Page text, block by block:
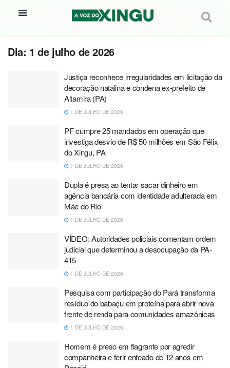
Dia: 1 de julho de 2026
Justiça reconhece irregularidades em licitação da
decoração natalina e condena ex-prefeito de
Altamira (PA)
1 DE JULHO DE 2026
PF cumpre 25 mandados em operação que
investiga desvio de R$ 50 milhões em São Félix
do Xingu, PA
1 DE JULHO DE 2026
Dupla é presa ao tentar sacar dinheiro em
agência bancária com identidade adulterada em
Mãe do Rio
1 DE JULHO DE 2026
VÍDEO: Autoridades policiais comentam ordem
judicial que determinou a desocupação da PA-
415
1 DE JULHO DE 2026
Pesquisa com participação do Pará transforma
resíduo do babaçu em proteína para abrir nova
frente de renda para comunidades amazônicas
1 DE JULHO DE 2026
Homem é preso em flagrante por agredir
companheira e ferir enteado de 12 anos em